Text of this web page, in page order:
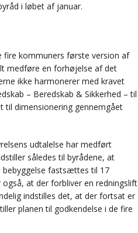
i løbet af januar.
fire kommuners første version af
medføre en forhøjelse af det
ikke harmonerer med kravet
– Beredskab & Sikkerhed – til
til dimensionering gennemgået
udtalelse har medført
således til byrådene, at
bebyggelse fastsættes til 17
at der forbliver en redningslift
indstilles det, at der fortsat er
planen til godkendelse i de fire